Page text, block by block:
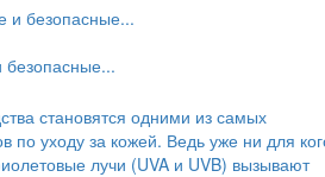
становятся одними из самых
по уходу за кожей. Ведь уже ни для
лучи (UVA и UVB) вызывают